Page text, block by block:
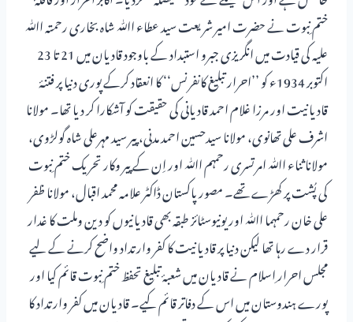
ختم ِنبوت نے حضرت امیر شریعت سید عطاء اﷲ شاہ بخاری رحمتہ اﷲ
علیہ کی قیادت میں انگریزی جبرو استبداد کے باوجود قادیان میں 21 تا 23
اکتوبر 1934ء کو ’’احرار تبلیغ کانفرنس‘‘ کا انعقاد کرکے پوری دنیا پر فتنۂ
قادیانیت اور مرزا غلام احمد قادیانی کی حقیقت کو آشکارا کر دیا تھا۔ مولانا
اشرف علی تھانوی، مولانا سیدحسین احمد مدنی، پیر سید مہرعلی شاہ گولڑوی،
مولانا ثناء اﷲ امرتسری رحمہم اﷲ اور اِن کے پیر وکار تحریک ختم ِنبوت
کی پُشت پر کھڑے تھے۔ مصور پاکستان ڈاکٹر علامہ محمد اقبال، مولانا ظفر
علی خان رحمہما اﷲ اور یونیوسٹائز طبقہ بھی قادیانیوں کو دین وملت کا غدار
قرار دے رہا تھا لیکن دنیا پر قادیانیت کا کفر وارتداد واضح کرنے کے لیے
مجلس احرار ِاسلام نے قادیان میں شعبۂ تبلیغ تحفظ ختم ِنبوت قائم کیا اور
پورے ہندوستان میں اس کے دفاتر قائم کیے۔ قادیان میں کفر وارتداد کا